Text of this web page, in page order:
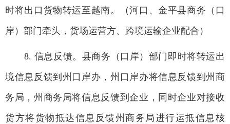
时将出口货物转运至越南。（河口、金平县商务（口
岸）部门牵头，货场运营方、跨境运输企业配合）
8. 信息反馈。县商务（口岸）部门即时将转运出
境信息反馈到州口岸办，州口岸办将信息反馈到州商
务局，州商务局将信息反馈到企业，同时企业对接收
货方将货物抵达信息反馈州商务局进行运抵信息核